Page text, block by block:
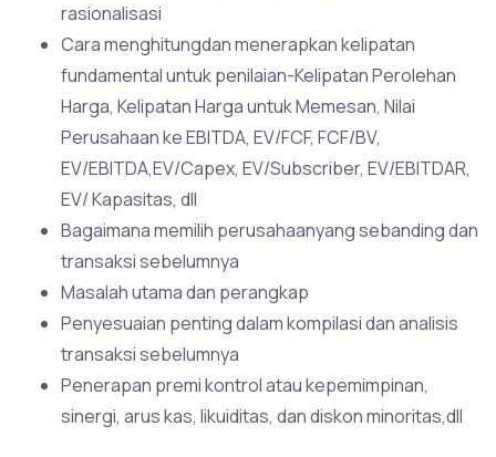
rasionalisasi
Cara menghitungdan menerapkan kelipatan
fundamental untuk penilaian-Kelipatan Perolehan
Harga, Kelipatan Harga untuk Memesan, Nilai
Perusahaan ke EBITDA, EV/FCF, FCF/BV,
EV/EBITDA,EV/Capex, EV/Subscriber, EV/EBITDAR,
EV/ Kapasitas, dll
Bagaimana memilih perusahaanyang sebanding dan
transaksi sebelumnya
Masalah utama dan perangkap
Penyesuaian penting dalam kompilasi dan analisis
transaksi sebelumnya
Penerapan premi kontrol atau kepemimpinan,
sinergi, arus kas, likuiditas, dan diskon minoritas,dll